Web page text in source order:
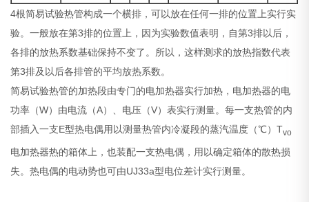
4根简易试验热管构成一个横排，可以放在任何一排的位置上实行实
验。一般放在第3排的位置上，因为实验数值表明，自第3排以后，
各排的放热系数基础保持不变了。所以，这样测求的放热指数代表
第3排及以后各排管的平均放热系数。
简易试验热管的加热段由专门的电加热器实行加热，电加热器的电
功率（W）由电流（A）、电压（V）表实行测量。每一支热管的内
部插入一支E型热电偶用以测量热管内冷凝段的蒸汽温度（℃）Tvo
电加热器热的箱体上，也装配一支热电偶，用以确定箱体的散热损
失。热电偶的电动势也可由UJ33a型电位差计实行测量。